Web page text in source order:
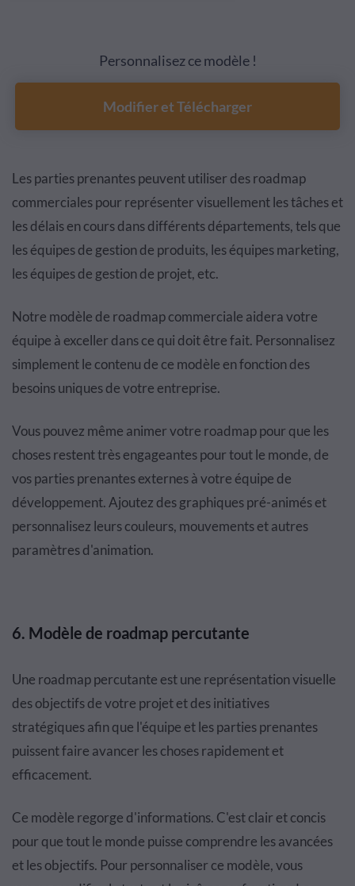
Personnalisez ce modèle !
Modifier et Télécharger
Les parties prenantes peuvent utiliser des roadmap
commerciales pour représenter visuellement les tâches et
les délais en cours dans différents départements, tels que
les équipes de gestion de produits, les équipes marketing,
les équipes de gestion de projet, etc.
Notre modèle de roadmap commerciale aidera votre
équipe à exceller dans ce qui doit être fait. Personnalisez
simplement le contenu de ce modèle en fonction des
besoins uniques de votre entreprise.
Vous pouvez même animer votre roadmap pour que les
choses restent très engageantes pour tout le monde, de
vos parties prenantes externes à votre équipe de
développement. Ajoutez des graphiques pré-animés et
personnalisez leurs couleurs, mouvements et autres
paramètres d'animation.
6. Modèle de roadmap percutante
Une roadmap percutante est une représentation visuelle
des objectifs de votre projet et des initiatives
stratégiques afin que l'équipe et les parties prenantes
puissent faire avancer les choses rapidement et
efficacement.
Ce modèle regorge d'informations. C'est clair et concis
pour que tout le monde puisse comprendre les avancées
et les objectifs. Pour personnaliser ce modèle, vous